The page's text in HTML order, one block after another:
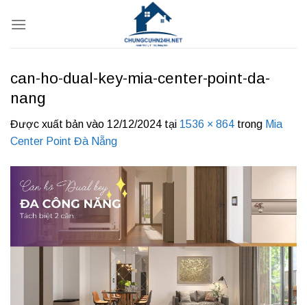
qua
can-ho-dual-key-mia-center-point-da-
nang
Được xuất bản vào 12/12/2024 tại 1536 × 864 trong Mia
Center Point Đà Nẵng